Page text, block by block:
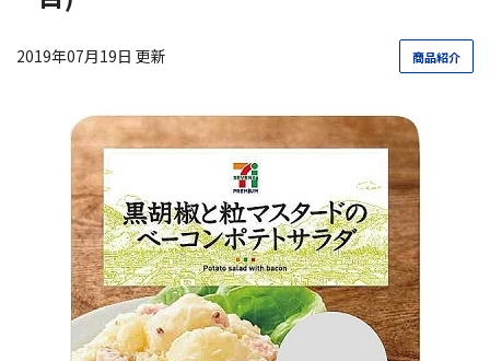
2019年07月19日 更新 商品紹介